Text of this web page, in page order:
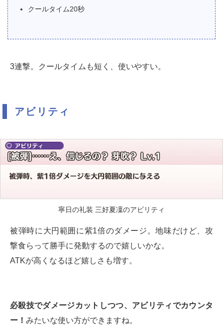
クールタイム20秒
3連撃。クールタイムも短く、使いやすい。
アビリティ
寧日の礼装 三好夏凜のアビリティ
被弾時に大円範囲に紫1倍のダメージ。地味だけど、攻
撃食らって勝手に発動するので嬉しいかな。
ATKが高くなるほど嬉しさも増す。
必殺技でダメージカットしつつ、アビリティでカウンタ
ー！ みたいな使い方ができますね。